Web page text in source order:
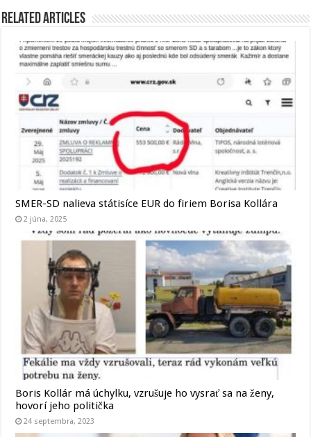
Related Articles
SMER-SD nalieva státisíce EUR do firiem Borisa Kollára
2 júna, 2025
Boris Kollár má úchylku, vzrušuje ho vysrať sa na ženy,
hovorí jeho politička
24 septembra, 2023